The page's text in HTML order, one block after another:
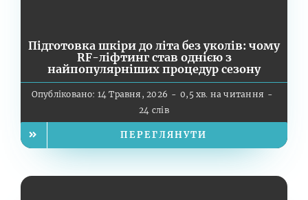
Підготовка шкіри до літа без уколів: чому
RF-ліфтинг став однією з
найпопулярніших процедур сезону
Опубліковано: 14 Травня, 2026 - 0,5 хв. на читання -
24 слів
ПЕРЕГЛЯНУТИ